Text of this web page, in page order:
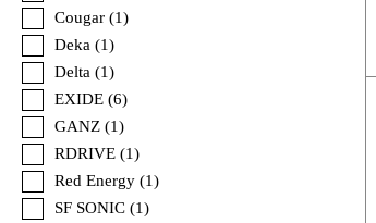
Cougar (1)
Deka (1)
Delta (1)
EXIDE (6)
GANZ (1)
RDRIVE (1)
Red Energy (1)
SF SONIC (1)